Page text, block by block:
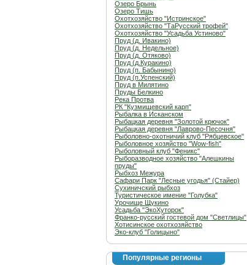
Озеро Брынь
Озеро Тишь
Охотхозяйство "Истринское"
Охотхозяйство "ТаРусский трофей"
Охотхозяйство "Усадьба Устиново"
Пруд (д. Ивакино)
Пруд (д. Недельное)
Пруд (д. Отяково)
Пруд (д.Куракино)
Пруд (п. Бабынино)
Пруд (п.Успенский)
Пруд в Милятино
Пруды Белкино
Река Протва
РК "Кузмищевский карп"
Рыбалка в Исканском
Рыбацкая деревня "Золотой крючок"
Рыбацкая деревня "Лаврово-Песочня"
Рыболовно-охотничий клуб "Рябцевское"
Рыболовное хозяйство "Wow-fish"
Рыболовный клуб "Феникс"
Рыборазводное хозяйство "Алешкины
пруды"
Рыбхоз Межура
Сафари Парк "Лесные угодья" (Стайер)
Сухиничский рыбхоз
Туристическое имение "Голубка"
Урочище Щукино
Усадьба "ЭкоХуторок"
Франко-русский гостевой дом "Светлицы"
Хотисинское охотхозяйство
Эко-клуб "Голицыно"
Популярные регионы